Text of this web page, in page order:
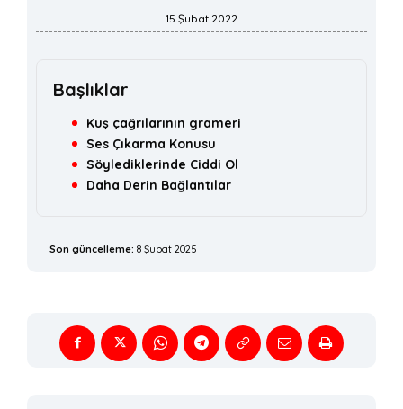
15 Şubat 2022
Başlıklar
Kuş çağrılarının grameri
Ses Çıkarma Konusu
Söylediklerinde Ciddi Ol
Daha Derin Bağlantılar
Son güncelleme: 8 Şubat 2025